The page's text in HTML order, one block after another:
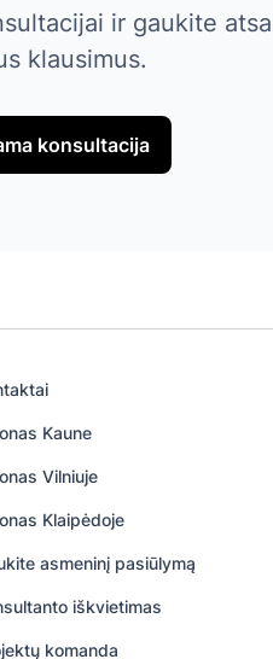
ir gaukite
klausimus.
konsultacija
Kaune
Vilniuje
Klaipėdoje
asmeninį pasiūlymą
iškvietimas
komanda